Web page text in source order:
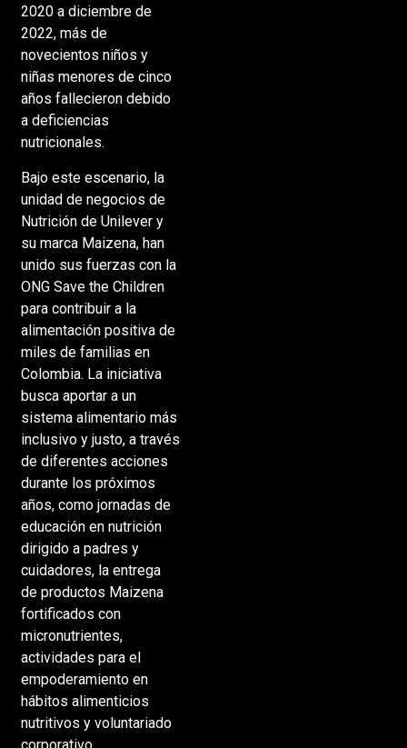
2020 a diciembre de
2022, más de
novecientos niños y
niñas menores de cinco
años fallecieron debido
a deficiencias
nutricionales.
Bajo este escenario, la
unidad de negocios de
Nutrición de Unilever y
su marca Maizena, han
unido sus fuerzas con la
ONG Save the Children
para contribuir a la
alimentación positiva de
miles de familias en
Colombia. La iniciativa
busca aportar a un
sistema alimentario más
inclusivo y justo, a través
de diferentes acciones
durante los próximos
años, como jornadas de
educación en nutrición
dirigido a padres y
cuidadores, la entrega
de productos Maizena
fortificados con
micronutrientes,
actividades para el
empoderamiento en
hábitos alimenticios
nutritivos y voluntariado
corporativo.